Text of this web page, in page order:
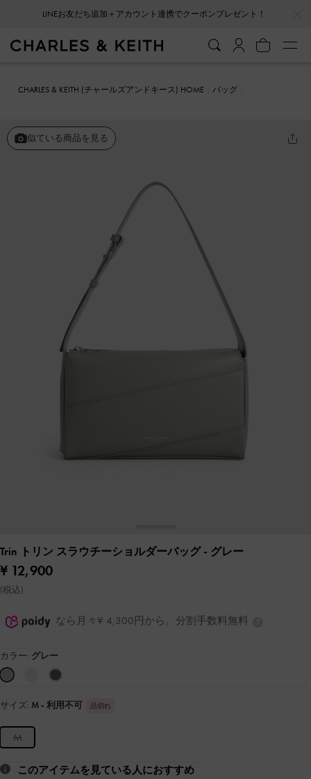
会員登録＋ニュースレター登録で10%OFFクーポンプレゼント！
CHARLES & KEITH (チャールズアンドキース) HOME
バッグ
似ている商品を見る
Trin トリン スラウチーショルダーバッグ- グレー
¥ 12,900
(税込)
なら月々¥ 4,300円から。分割手数料無料
カラー: グレー
サイズ: M - 利用不可 品切れ
M
このアイテムを見ている人におすすめ